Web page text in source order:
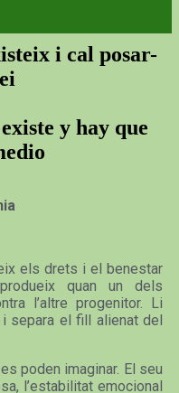
i cal posar-
y hay que
els drets i el benestar
quan un dels
l’altre progenitor. Li
separa el fill alienat del
poden imaginar. El seu
l’estabilitat emocional